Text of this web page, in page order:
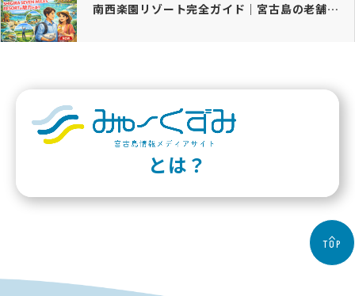
南西楽園リゾート完全ガイド｜宮古島の老舗高級ホテルで贅沢ステイ
とは？
TOP